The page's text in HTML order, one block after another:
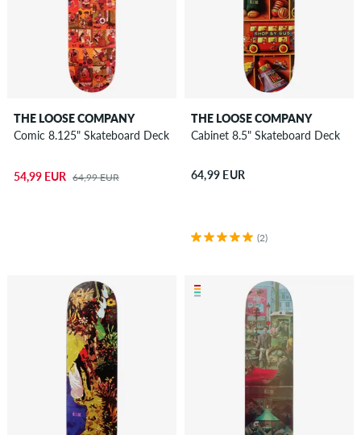
THE LOOSE COMPANY
Comic 8.125" Skateboard Deck
54,99 EUR 64,99 EUR
THE LOOSE COMPANY
Cabinet 8.5" Skateboard Deck
64,99 EUR
(2)